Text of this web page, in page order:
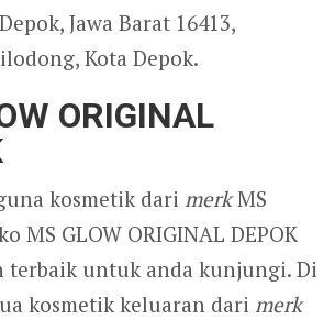
Jawa Barat 16413,
Kota Depok.
ORIGINAL
kosmetik dari merkMS
MS GLOW ORIGINAL DEPOK
terbaik untuk anda kunjungi. Di
kosmetik keluaran dari merk